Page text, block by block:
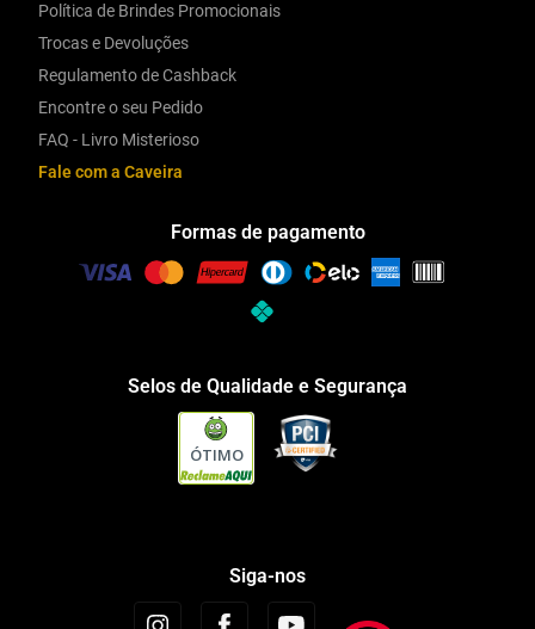
Política de Brindes Promocionais
Trocas e Devoluções
Regulamento de Cashback
Encontre o seu Pedido
FAQ - Livro Misterioso
Fale com a Caveira
Formas de pagamento
Selos de Qualidade e Segurança
ÓTIMO
Siga-nos